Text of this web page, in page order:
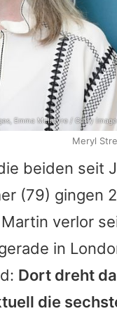
beiden seit
(79) gingen
Martin verlor
in
Dort dreht
die
Emma McIntyre / Getty
Meryl